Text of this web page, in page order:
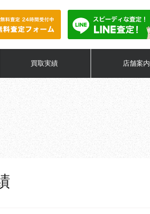
買取実績 店舗案内